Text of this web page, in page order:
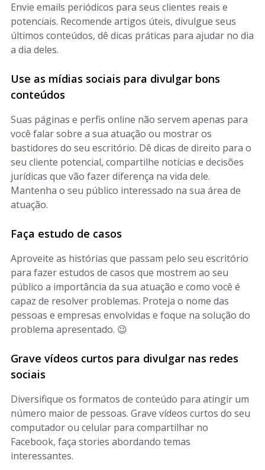
Envie emails periódicos para seus clientes reais e
potenciais. Recomende artigos úteis, divulgue seus
últimos conteúdos, dê dicas práticas para ajudar no dia
a dia deles.
Use as mídias sociais para divulgar bons
conteúdos
Suas páginas e perfis online não servem apenas para
você falar sobre a sua atuação ou mostrar os
bastidores do seu escritório. Dê dicas de direito para o
seu cliente potencial, compartilhe notícias e decisões
jurídicas que vão fazer diferença na vida dele.
Mantenha o seu público interessado na sua área de
atuação.
Faça estudo de casos
Aproveite as histórias que passam pelo seu escritório
para fazer estudos de casos que mostrem ao seu
público a importância da sua atuação e como você é
capaz de resolver problemas. Proteja o nome das
pessoas e empresas envolvidas e foque na solução do
problema apresentado. 😉
Grave vídeos curtos para divulgar nas redes
sociais
Diversifique os formatos de conteúdo para atingir um
número maior de pessoas. Grave vídeos curtos do seu
computador ou celular para compartilhar no
Facebook, faça stories abordando temas
interessantes.